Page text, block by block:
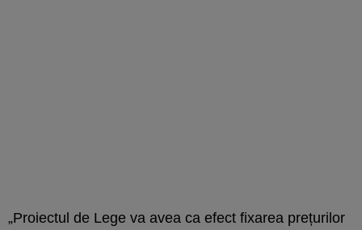
„Proiectul de Lege va avea ca efect fixarea prețurilor